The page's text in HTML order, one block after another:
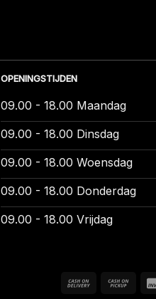
OPENINGSTIJDEN
09.00 - 18.00 Maandag
09.00 - 18.00 Dinsdag
09.00 - 18.00 Woensdag
09.00 - 18.00 Donderdag
09.00 - 18.00 Vrijdag